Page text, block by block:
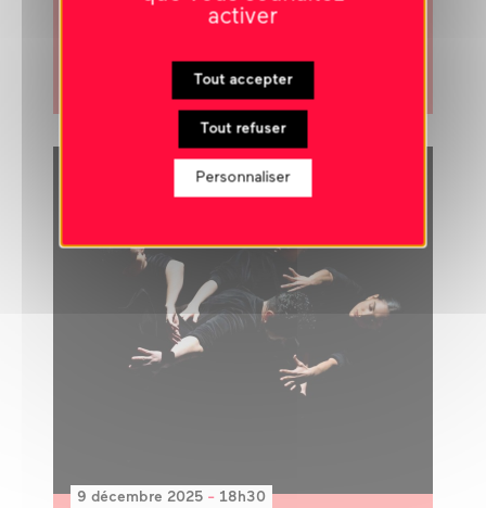
9 décembre 2025 - 18h30
activer
Tout accepter
Tout refuser
Personnaliser